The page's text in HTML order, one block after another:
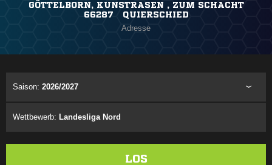
GÖTTELBORN, KUNSTRASEN , ZUM SCHACHT
66287 QUIERSCHIED
Adresse
Saison: 2026/2027
Wettbewerb: Landesliga Nord
LOS